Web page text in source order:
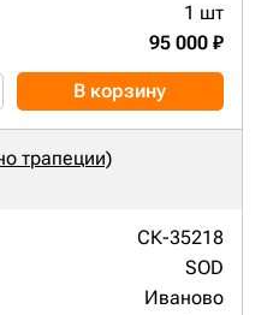
1 шт
95 000 ₽
В корзину
трапеции)
СК-35218
SOD
Иваново